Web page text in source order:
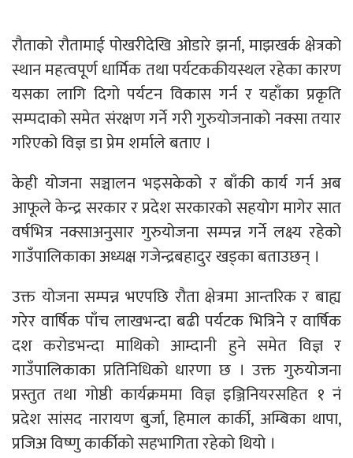
रौताको रौतामाई पोखरीदेखि ओडारे झर्ना, माझखर्क क्षेत्रको
स्थान महत्वपूर्ण धार्मिक तथा पर्यटककीयस्थल रहेका कारण
यसका लागि दिगो पर्यटन विकास गर्न र यहाँका प्रकृति
सम्पदाको समेत संरक्षण गर्ने गरी गुरुयोजनाको नक्सा तयार
गरिएको विज्ञ डा प्रेम शर्माले बताए ।
केही योजना सञ्चालन भइसकेको र बाँकी कार्य गर्न अब
आफूले केन्द्र सरकार र प्रदेश सरकारको सहयोग मागेर सात
वर्षभित्र नक्साअनुसार गुरुयोजना सम्पन्न गर्ने लक्ष्य रहेको
गाउँपालिकाका अध्यक्ष गजेन्द्रबहादुर खड्का बताउछन् ।
उक्त योजना सम्पन्न भएपछि रौता क्षेत्रमा आन्तरिक र बाह्य
गरेर वार्षिक पाँच लाखभन्दा बढी पर्यटक भित्रिने र वार्षिक
दश करोडभन्दा माथिको आम्दानी हुने समेत विज्ञ र
गाउँपालिकाका प्रतिनिधिको धारणा छ । उक्त गुरुयोजना
प्रस्तुत तथा गोष्ठी कार्यक्रममा विज्ञ इञ्जिनियरसहित १ नं
प्रदेश सांसद नारायण बुर्जा, हिमाल कार्की, अम्बिका थापा,
प्रजिअ विष्णु कार्कीको सहभागिता रहेको थियो ।